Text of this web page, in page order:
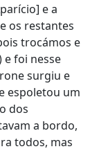
e a
os restantes
trocámos e
e foi nesse
surgiu e
espoletou um
dos
a bordo,
todos, mas